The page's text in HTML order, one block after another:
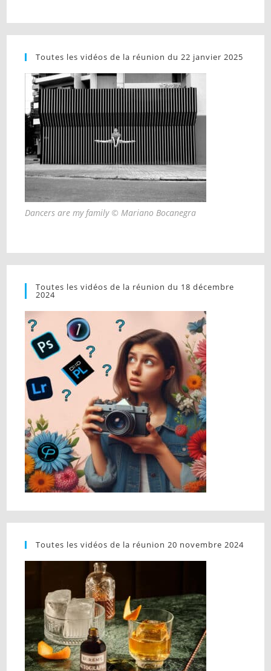
Toutes les vidéos de la réunion du 22 janvier 2025
Dancers are my family © Mariano Bocanegra
Toutes les vidéos de la réunion du 18 décembre
2024
Toutes les vidéos de la réunion 20 novembre 2024